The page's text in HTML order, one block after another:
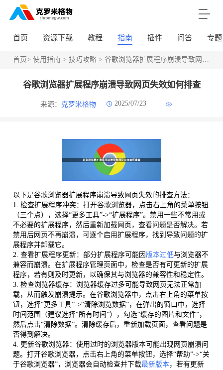
首页 资源下载 教程 指南 插件 问答 专题
首页> 使用指南 > 技巧攻略> 谷歌浏览器扩展程序崩溃导致网页失效如何排查
谷歌浏览器扩展程序崩溃导致网页失效如何排查
来源： 克罗米格物 2025/07/23
以下是谷歌浏览器扩展程序崩溃导致网页失效的排查方法：
1. 检查扩展程序冲突：打开谷歌浏览器，点击右上角的菜单按钮
（三个点），选择“更多工具”->“扩展程序”。禁用一些不常用或
不必要的扩展程序，然后重新加载网页，查看问题是否解决。若
禁用后网页不再崩溃，可逐个启用扩展程序，找到导致问题的扩
展程序并卸载它。
2. 查看扩展程序更新：部分扩展程序可能因 版本过低与浏览器不
兼容而崩溃。在扩展程序管理页面中，检查是否有可更新的扩展
程序，若有则及时更新，以确保其与浏览器的兼容性和稳定性。
3. 检查浏览器缓存：浏览器缓存过多可能导致网页无法正常加
载，从而触发崩溃提示。在谷歌浏览器中，点击右上角的菜单按
钮，选择“更多工具”->“清除浏览数据”，在弹出的窗口中，选择
时间范围（建议选择“所有时间”），勾选“缓存的图片和文件”，
然后点击“清除数据”。清除缓存后，重新加载页面，查看问题是
否得到解决。
4. 更新谷歌浏览器：使用过时的浏览器版本可能出现网页崩溃问
题。打开谷歌浏览器，点击右上角的菜单按钮，选择“帮助”->“关
于谷歌浏览器”，浏览器会自动检查并下载最新版本，若有更新